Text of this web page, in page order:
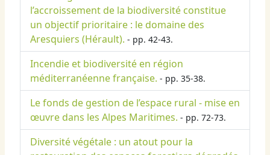
l’accroissement de la biodiversité constitue
un objectif prioritaire : le domaine des
Aresquiers (Hérault). - pp. 42-43.
Incendie et biodiversité en région
méditerranéenne française. - pp. 35-38.
Le fonds de gestion de l’espace rural - mise en
œuvre dans les Alpes Maritimes. - pp. 72-73.
Diversité végétale : un atout pour la